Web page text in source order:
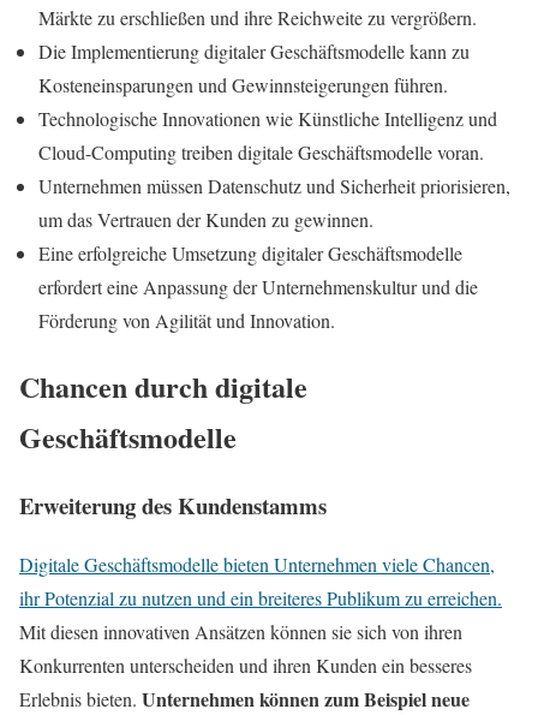
Märkte zu erschließen und ihre Reichweite zu vergrößern.
Die Implementierung digitaler Geschäftsmodelle kann zu
Kosteneinsparungen und Gewinnsteigerungen führen.
Technologische Innovationen wie Künstliche Intelligenz und
Cloud-Computing treiben digitale Geschäftsmodelle voran.
Unternehmen müssen Datenschutz und Sicherheit priorisieren,
um das Vertrauen der Kunden zu gewinnen.
Eine erfolgreiche Umsetzung digitaler Geschäftsmodelle
erfordert eine Anpassung der Unternehmenskultur und die
Förderung von Agilität und Innovation.
Chancen durch digitale
Geschäftsmodelle
Erweiterung des Kundenstamms
Digitale Geschäftsmodelle bieten Unternehmen viele Chancen,
ihr Potenzial zu nutzen und ein breiteres Publikum zu erreichen.
Mit diesen innovativen Ansätzen können sie sich von ihren
Konkurrenten unterscheiden und ihren Kunden ein besseres
Erlebnis bieten. Unternehmen können zum Beispiel neue